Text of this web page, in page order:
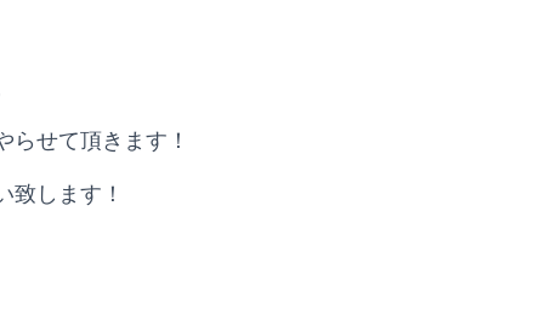
らせて頂きます！
致します！